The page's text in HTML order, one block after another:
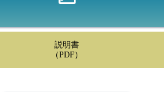
説明書
（PDF）